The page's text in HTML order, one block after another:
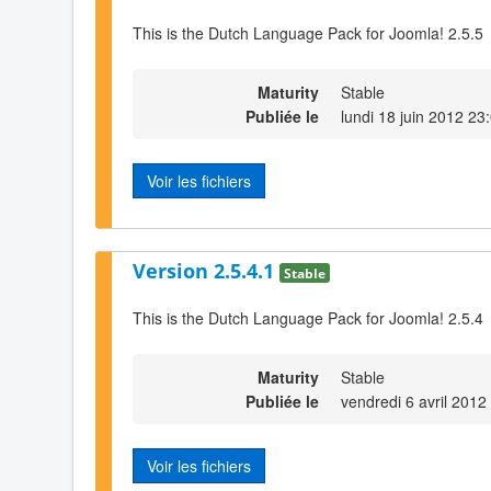
This is the Dutch Language Pack for Joomla! 2.5.5
Maturity
Stable
Publiée le
lundi 18 juin 2012
Voir les fichiers
Version 2.5.4.1 Stable
This is the Dutch Language Pack for Joomla! 2.5.4
Maturity
Stable
Publiée le
vendredi 6 avril 2012
Voir les fichiers